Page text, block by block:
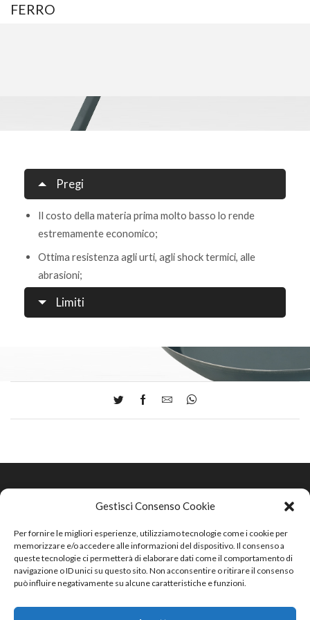
Gestisci Consenso Cookie
Per fornire le migliori esperienze, utilizziamo tecnologie come i cookie per
memorizzare e/o accedere alle informazioni del dispositivo. Il consenso a
queste tecnologie ci permetterà di elaborare dati come il comportamento di
navigazione o ID unici su questo sito. Non acconsentire o ritirare il consenso
può influire negativamente su alcune caratteristiche e funzioni.
FERRO
Pregi
Il costo della materia prima molto basso lo rende
estremamente economico;
Ottima resistenza agli urti, agli shock termici, alle
abrasioni;
Limiti
Sede Operativa:Via Madonna, 20– 24040 Lallio (BG), Italia
N. mecc. MI017679 – C.F./P.I. IT 09755010155
pec fasa.srl@pec.fasapentole.net
cap. soc. 15.000€